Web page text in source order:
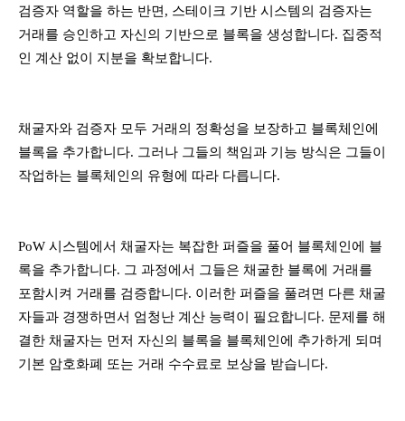
검증자 역할을 하는 반면, 스테이크 기반 시스템의 검증자는
거래를 승인하고 자신의 기반으로 블록을 생성합니다. 집중적
인 계산 없이 지분을 확보합니다.
채굴자와 검증자 모두 거래의 정확성을 보장하고 블록체인에
블록을 추가합니다. 그러나 그들의 책임과 기능 방식은 그들이
작업하는 블록체인의 유형에 따라 다릅니다.
PoW 시스템에서 채굴자는 복잡한 퍼즐을 풀어 블록체인에 블
록을 추가합니다. 그 과정에서 그들은 채굴한 블록에 거래를
포함시켜 거래를 검증합니다. 이러한 퍼즐을 풀려면 다른 채굴
자들과 경쟁하면서 엄청난 계산 능력이 필요합니다. 문제를 해
결한 채굴자는 먼저 자신의 블록을 블록체인에 추가하게 되며
기본 암호화폐 또는 거래 수수료로 보상을 받습니다.